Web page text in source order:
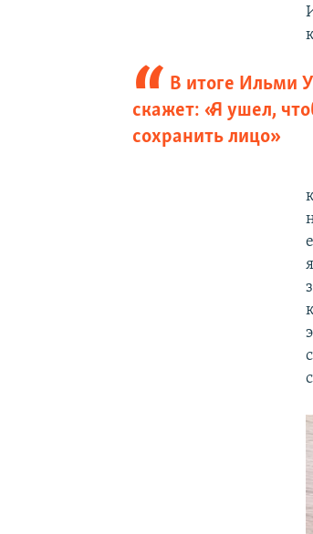
В итоге Ильми
скажет: «Я ушел,
сохранить лицо»